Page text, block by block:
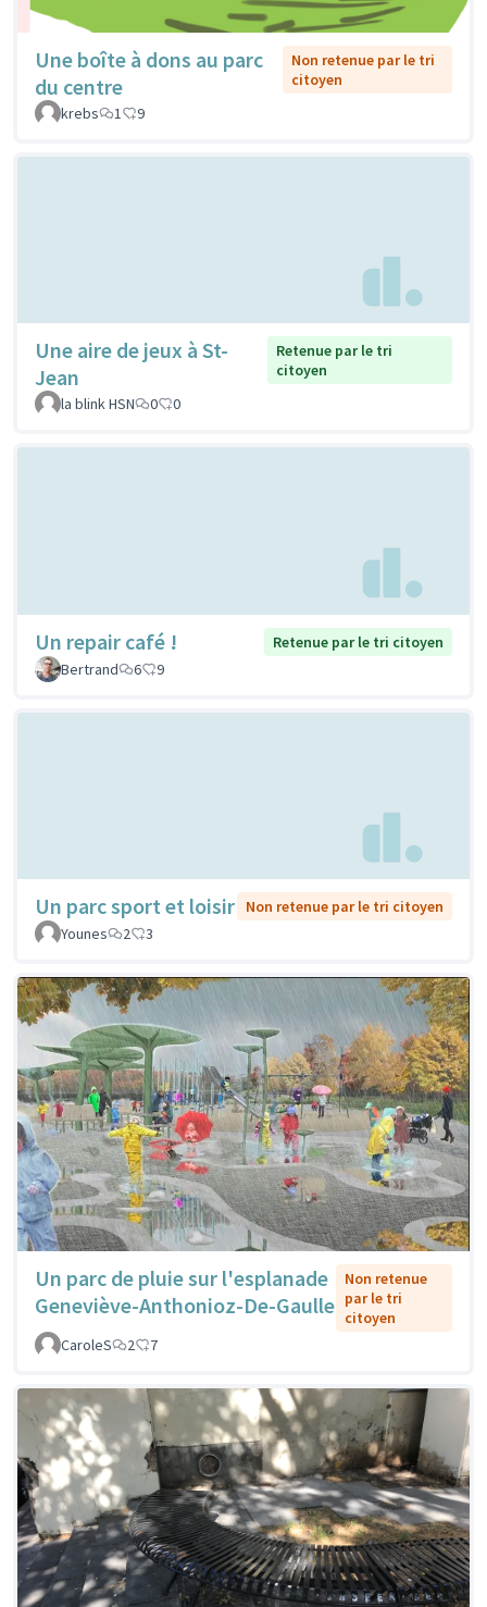
Une boîte à dons au parc
du centre
Non retenue par le tri
citoyen
krebs
1 9
Une aire de jeux à St-
Jean
Retenue par le tri
citoyen
la blink HSN
0 0
Un repair café !
Retenue par le tri citoyen
Bertrand
6 9
Un parc sport et loisir
Non retenue par le tri citoyen
Younes
2 3
Un parc de pluie sur l'esplanade
Geneviève-Anthonioz-De-Gaulle
Non retenue
par le tri
citoyen
CaroleS
2 7